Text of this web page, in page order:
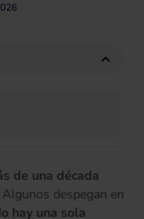
de una década
Algunos despegan en
hay una sola